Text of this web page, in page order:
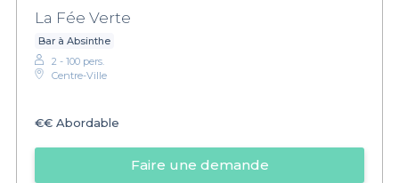
La Fée Verte
Bar à Absinthe
2 - 100 pers.
Centre-Ville
€€ Abordable
Faire une demande